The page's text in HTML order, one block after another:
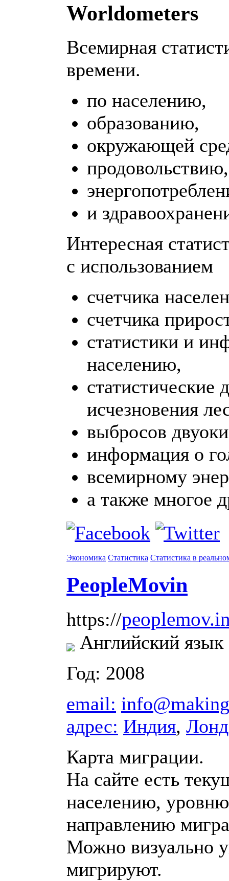
Worldometers
Всемирная
времени.
по населению,
образованию,
окружающей
продовольствию,
и
Интересная
с использованием
счетчика
счетчика
статистики и
населению,
статистические
исчезновения
выбросов
информация о
всемирному
а также многое
Экономика Статистика Статистика в
PeopleMovin
https://
Английский язык
Год: 2008
email:
адрес: Индия,
Карта миграции.
На сайте есть
населению,
направлению
Можно визуально
мигрируют.